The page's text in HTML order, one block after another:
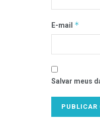
E-mail *
Salvar meus